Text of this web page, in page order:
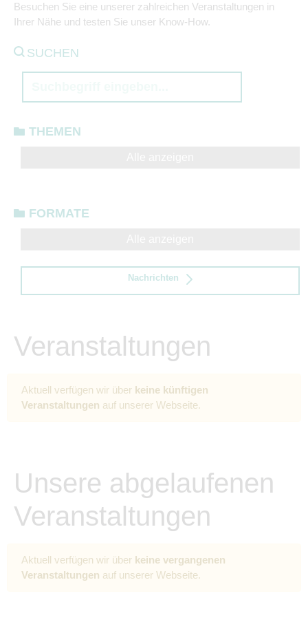
Besuchen Sie eine unserer zahlreichen Veranstaltungen in
Ihrer Nähe und testen Sie unser Know-How.
SUCHEN
THEMEN
FORMATE
Nachrichten
Veranstaltungen
Aktuell verfügen wir über keine künftigen
Veranstaltungen auf unserer Webseite.
Unsere abgelaufenen
Veranstaltungen
Aktuell verfügen wir über keine vergangenen
Veranstaltungen auf unserer Webseite.